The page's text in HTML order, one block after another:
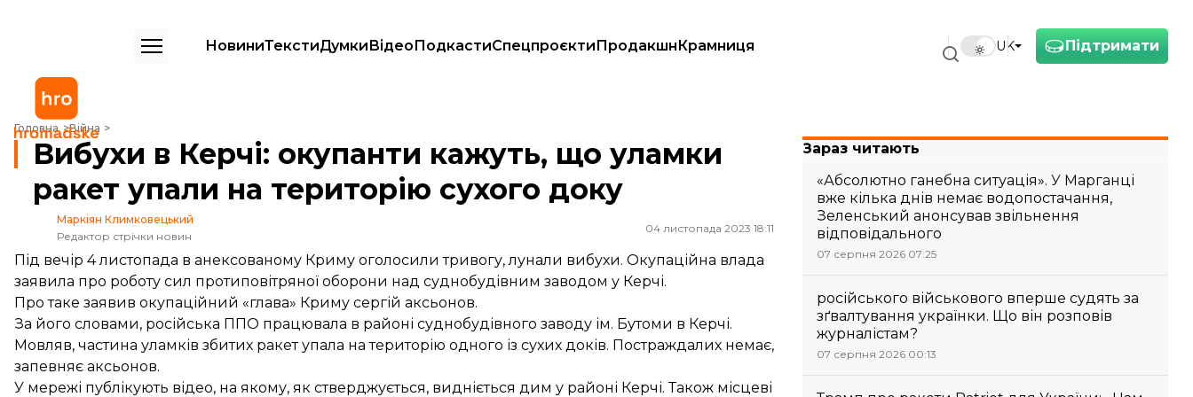
Підтримати
UK
НовиниТекстиДумкиВідеоПодкастиСпецпроєктиПродакшнКрамниця
Головна Війна
Вибухи в Керчі: окупанти кажуть, що уламки ракет упали на територію сухого доку
Вибухи в Керчі: окупанти кажуть, що уламки
ракет упали на територію сухого доку
Маркіян Климковецький
Редактор стрічки новин
04 листопада 2023 18:11
Під вечір 4 листопада в анексованому Криму оголосили тривогу, лунали вибухи. Окупаційна влада
заявила про роботу сил протиповітряної оборони над суднобудівним заводом у Керчі.
Про таке заявив окупаційний «глава» Криму сергій аксьонов.
За його словами, російська ППО працювала в районі суднобудівного заводу ім. Бутоми в Керчі.
Мовляв, частина уламків збитих ракет упала на територію одного із сухих доків. Постраждалих немає,
запевняє аксьонов.
У мережі публікують відео, на якому, як стверджується, видніється дим у районі Керчі. Також місцеві
Зараз читають
«Абсолютно ганебна ситуація». У Марганці
вже кілька днів немає водопостачання,
Зеленський анонсував звільнення
відповідального
07 серпня 2026 07:25
російського військового вперше судять за
зґвалтування українки. Що він розповів
журналістам?
07 серпня 2026 00:13